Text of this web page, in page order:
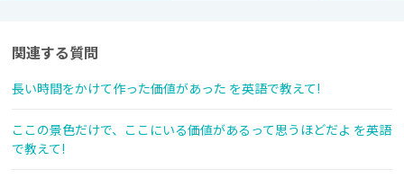
関連する質問
長い時間をかけて作った価値があった を英語で教えて!
ここの景色だけで、ここにいる価値があるって思うほどだよ を英語
で教えて!